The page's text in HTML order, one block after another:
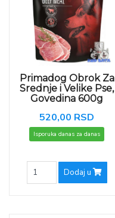
Primadog Obrok Za
Srednje i Velike Pse,
Govedina 600g
520,00 RSD
Isporuka danas za danas
Dodaj u